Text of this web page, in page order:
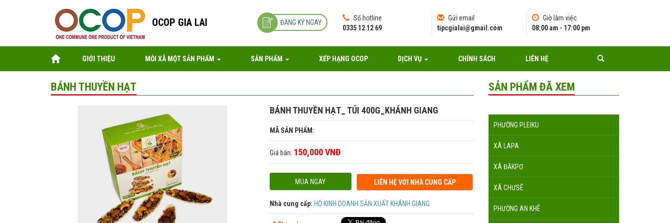
OCOP GIA LAI ĐĂNG KÝ NGAY
Số hotline
0335 12 12 69
Gửi email
tipcgialai@gmail.com
Giờ làm việc
08:00 am - 17:00 pm
GIỚI THIỆU MỖI XÃ MỘT SẢN PHẨM SẢN PHẨM XẾP HẠNG OCOP DỊCH VỤ CHÍNH SÁCH LIÊN HỆ
BÁNH THUYỀN HẠT
BÁNH THUYỀN HẠT_ TÚI 400G_KHÁNH GIANG
MÃ SẢN PHẨM:
Giá bán: 150,000 VNĐ
MUA NGAY LIÊN HỆ VỚI NHÀ CUNG CẤP
Nhà cung cấp: HỘ KINH DOANH SẢN XUẤT KHÁNH GIANG
SẢN PHẨM ĐÃ XEM
PHƯỜNG PLEIKU
XÃ LAPA
XÃ ĐĂKPƠ
XÃ CHƯSÊ
PHƯỜNG AN KHÊ